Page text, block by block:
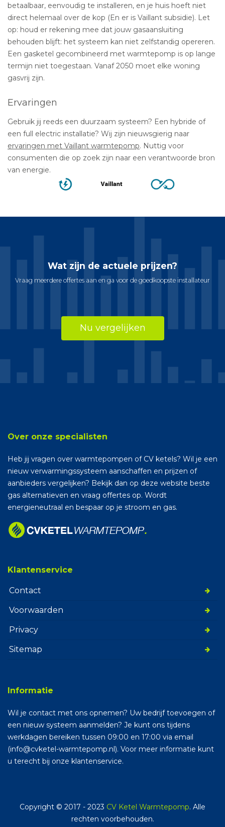
betaalbaar, eenvoudig te installeren, en je huis hoeft niet
direct helemaal over de kop (En er is Vaillant subsidie). Let
op: houd er rekening mee dat jouw gasaansluiting
behouden blijft: het systeem kan niet zelfstandig opereren.
Een gasketel gecombineerd met warmtepomp is op lange
termijn niet toegestaan. Vanaf 2050 moet elke woning
gasvrij zijn.
Ervaringen
Gebruik jij reeds een duurzaam systeem? Een hybride of
een full electric installatie? Wij zijn nieuwsgierig naar
ervaringen met Vaillant warmtepomp. Nuttig voor
consumenten die op zoek zijn naar een verantwoorde bron
van energie.
Wat zijn de actuele prijzen?
Vraag meerdere offertes aan en ga voor de goedkoopste installateur
Nu vergelijken
Over onze specialisten
Heb jij vragen over warmtepompen of CV ketels? Wil je een
nieuw verwarmingssysteem aanschaffen en prijzen of
aanbieders vergelijken? Bekijk dan op deze website beste
gas alternatieven en vraag offertes op. Wordt
energieneutraal en bespaar op je stroom en gas.
Klantenservice
Contact
Voorwaarden
Privacy
Sitemap
Informatie
Wil je contact met ons opnemen? Uw bedrijf toevoegen of
een nieuw systeem aanmelden? Je kunt ons tijdens
werkdagen bereiken tussen 09:00 en 17:00 via email
(info@cvketel-warmtepomp.nl). Voor meer informatie kunt
u terecht bij onze klantenservice.
Copyright © 2017 - 2023 CV Ketel Warmtepomp. Alle
rechten voorbehouden.